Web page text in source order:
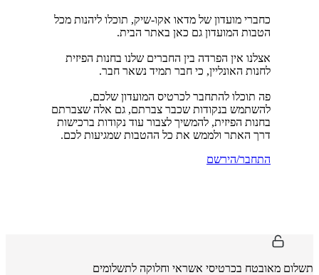
כחברי מועדון של מדאו אקו-שיק, תוכלו ליהנות מכל
הטבות המועדון גם כאן באתר הבית.
אצלנו אין הפרדה בין החברים שלנו בחנות הפיזית
לחנות האונליין, כי חבר תמיד נשאר חבר.
פה תוכלו להתחבר לכרטיס המועדון שלכם,
להשתמש בנקודות שכבר צברתם, גם אלה שצברתם
בחנות הפיזית, להמשיך לצבור עוד נקודות ברכישות
דרך האתר ולממש את כל ההטבות שמגיעות לכם.
התחבר/הירשם
תשלום מאובטח בכרטיסי אשראי וחלוקה לתשלומים